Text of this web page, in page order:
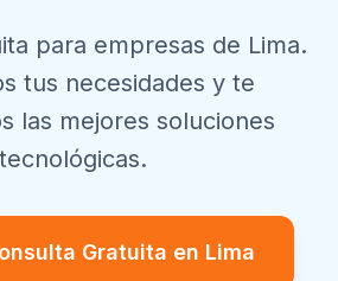
para empresas de Lima.
tus necesidades y te
las mejores soluciones
tecnológicas.
Gratuita en Lima